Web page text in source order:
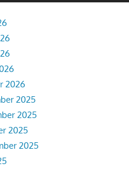
2026
2025
2025
2025
2025